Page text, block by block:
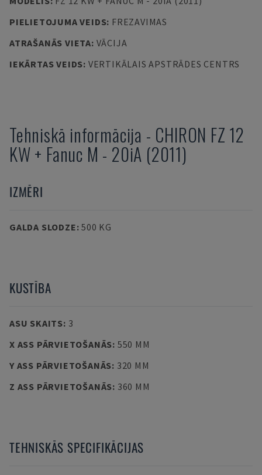
PIELIETOJUMA VEIDS: FREZAVIMAS
ATRAŠANĀS VIETA: VĀCIJA
IEKĀRTAS VEIDS: VERTIKĀLAIS APSTRĀDES CENTRS
Tehniskā informācija - CHIRON FZ 12
KW + Fanuc M - 20iA (2011)
IZMĒRI
GALDA SLODZE:500 KG
KUSTĪBA
ASU SKAITS: 3
X ASS PĀRVIETOŠANĀS: 550 MM
Y ASS PĀRVIETOŠANĀS: 320 MM
Z ASS PĀRVIETOŠANĀS: 360 MM
TEHNISKĀS SPECIFIKĀCIJAS